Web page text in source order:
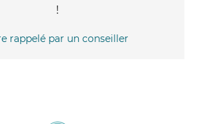
!
rappelé par un conseiller